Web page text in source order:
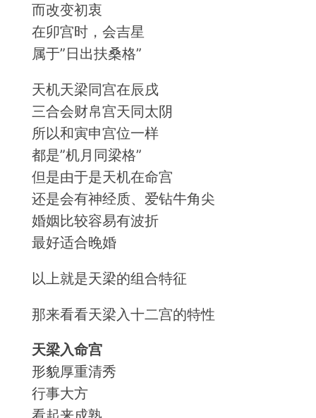
而改变初衷
在卯宫时，会吉星
属于”日出扶桑格”
天机天梁同宫在辰戌
三合会财帛宫天同太阴
所以和寅申宫位一样
都是”机月同梁格”
但是由于是天机在命宫
还是会有神经质、爱钻牛角尖
婚姻比较容易有波折
最好适合晚婚
以上就是天梁的组合特征
那来看看天梁入十二宫的特性
天梁入命宫
形貌厚重清秀
行事大方